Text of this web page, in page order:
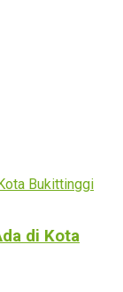
di Kota